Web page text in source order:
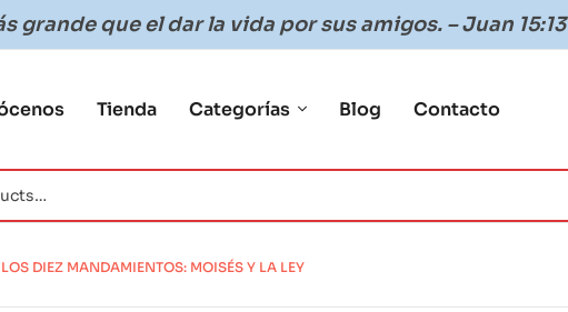
grande que el dar la vida por sus amigos. – Juan 15:13
Tienda Categorías Blog Contacto
DIEZ MANDAMIENTOS: MOISÉS Y LA LEY